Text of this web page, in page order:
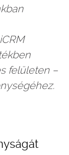
felületen –